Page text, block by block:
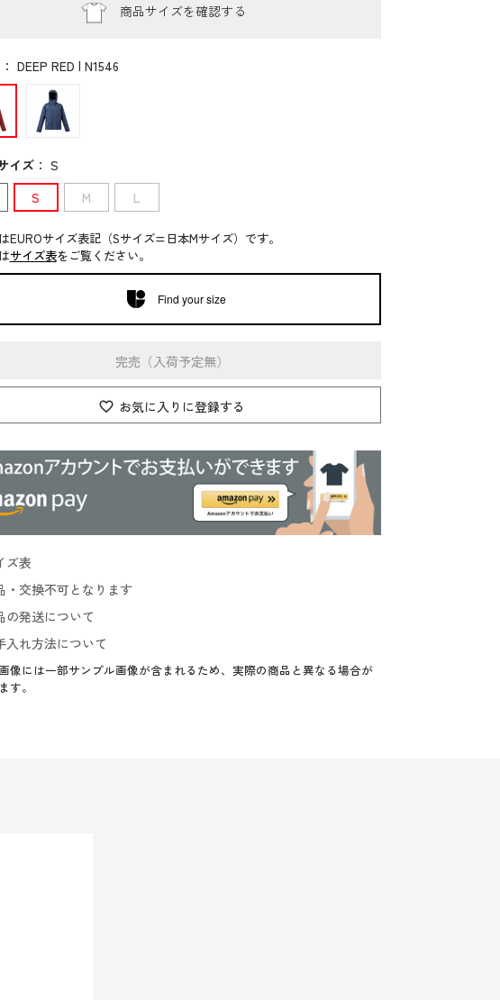
商品サイズを確認する
： DEEP RED | N1546
イズ： S
S M L
EUROサイズ表記（Sサイズ=日本Mサイズ）です。
サイズ表をご覧ください。
Find your size
完売（入荷予定無）
お気に入りに登録する
ズ表
・交換不可となります
の発送について
入れ方法について
像には一部サンプル画像が含まれるため、実際の商品と異なる場合が
す。